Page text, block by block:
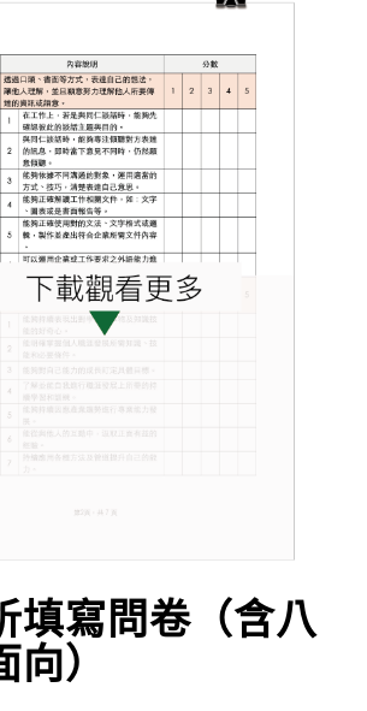
填寫問卷（含八
）